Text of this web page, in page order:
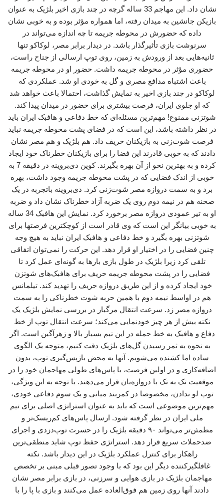
نشان داد. این مهاجم 33 ساله گرچه در چند بازی اخیر بلژیک به عنوان
بازیکن جانشین به میدان رفته، اما همواره مؤثر بوده و به خوبی نشان
داده که حضورش در محوطه جریمه تا چه اندازه می‌تواند در
سرنوشت بازی تأثیرگذار باشد. در دیدار برابر مصر، لوکاکو تنها
ثانیه‌هایی بعد از ورودش به زمین، روی توپ ارسالی از جناح راست،
حضوری مؤثر در محوطه جریمه داشت. حضور او در محوطه جریمه
باعث اشتباه مدافع مصری و گل به خودی او شد. عملکردی که
لوکاکو در چند بازی اخیر به نمایش گذاشت، احتمالا باعث خواهد شد
که او جلوی ایران، فرصت بیشتری برای حضور در میدان پیدا کند.
شوتزنی ممنوع! مهم‌ترین مسئله‌ای که خط دفاعی و هافبک ایران باید
در نظر داشته باشد، این است که در فضای پشت محوطه جریمه نباید
فرصت شوت‌زنی به بازیکنان حریف داد. هم بلژیک و هم مصر نشان
دادند که به خوبی قادرند این فضا را برای بازیکنان خطرناک خود ایجاد
کرده و به بهترین نحو از آن بهره بگیرند. کوین دی‌بروینه در دقیقه 7 به
خوبی از اندک فضایی که در پشت محوطه جریمه وجود داشت، بهره
برد و به سمت دروازه مصر شوت‌زنی کرد. دی‌بروینه باتجربه در یک
صحنه هم در نیمه دوم روی یک ضربه آزاد خطرناک نشان داد و ضربه
او به تیر عمودی دروازه مصر برخورد کرد. نمایش این هافبک 34 ساله
به خوبی بیانگر این است که وی قادر است از کوچکترین فرصتها برای
شوتزنی بهره بگیرد و خط دفاعی و هافبک ایران نباید به هیچ وجه
چنین فضایی را در اختیار او قرار دهد. این حرکت را نمی‌توان اتفاقی
تلقی کرد زیرا بلژیک در طول بازی بارها به گونه‌ای عمل کرد تا
فضایی را در پشت محوطه جریمه حریف برای هافبک‌های شوتزن
خود ایجاد کرده و از این طریق دروازه حریف را تهدید کند. تیلمانس
هم در اواسط نیمه دوم با همین حربه شوت خطرناکی را به سمت
دروازه مصر زد. سرعت انتقال مرگبار در بررسی نمایش بلژیک یک
نکته بیش از هر چیز خودنمایی می‌کند؛ سرعت انتقال توپ از خط
دفاع و هافبک به خط حمله در این تیم بسیار بالا و زهرآگین است. اگر
به نحوه به ثمر رسیدن گل‌های بلژیک دقت کنیم، متوجه یک الگوی
ساده اما کشنده می‌شویم. آنها به محض بازپس‌گیری توپ، بدون
اضافه‌کاری و در اولین فرصت، با پاس‌های طولی مهاجمان خود را در
موقعیت تک به تک با دروازه‌بان قرار می‌دهند. با توجه به این ویژگی،
توپ لو ندادن، مخصوصا در کمربند میانی و یک سوم دفاعی خودی،
مهم‌ترین موضوعی است که باید به عنوان استراتژی اصلی برای تیم
ملی ایران در نظر گرفته شود. ارسال پاس‌های کم‌ریسک‌تر و
مطمئن‌تر می‌تواند ۹۰ دقیقه بلژیک را در حسرت توپ‌دزدی و اجرای
ضدحملات سریع قرار دهد. استراتژی حفظ توپ شاید منطقی‌ترین
راهکار برای کنترل عملکرد بلژیک در این دیدار باشد. نکته
غافلگیرکننده دیگر این بود که با وجود تصور قبلی مبنی بر تخصص
مهاجمان بلژیک در بازی هوایی و سرزنی، در بازی برابر مصر نشان
دادند آنها روی زمین هم فوق‌العاده عمل می‌کنند و بازی با پا را با